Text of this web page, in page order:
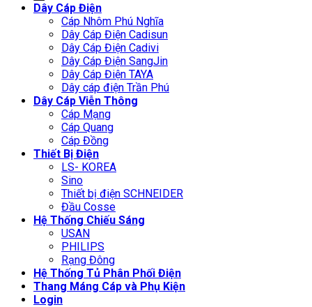
Dây Cáp Điện
Cáp Nhôm Phú Nghĩa
Dây Cáp Điện Cadisun
Dây Cáp Điện Cadivi
Dây Cáp Điện SangJin
Dây Cáp Điện TAYA
Dây cáp điện Trần Phú
Dây Cáp Viễn Thông
Cáp Mạng
Cáp Quang
Cáp Đồng
Thiết Bị Điện
LS- KOREA
Sino
Thiết bị điện SCHNEIDER
Đầu Cosse
Hệ Thống Chiếu Sáng
USAN
PHILIPS
Rạng Đông
Hệ Thống Tủ Phân Phối Điện
Thang Máng Cáp và Phụ Kiện
Login